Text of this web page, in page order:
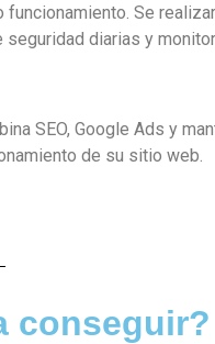
Se
diarias y
SEO, Google Ads y
de su sitio web.
conseguir?